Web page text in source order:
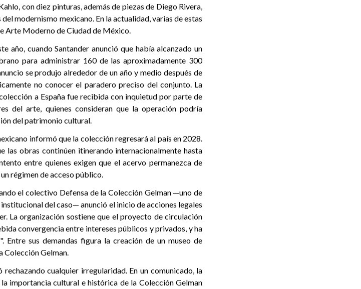
con diez pinturas, además de piezas de Diego Rivera,
modernismo mexicano. En la actualidad, varias de estas
Arte Moderno de Ciudad de México.
año, cuando Santander anunció que había alcanzado un
para administrar 160 de las aproximadamente 300
se produjo alrededor de un año y medio después de
no conocer el paradero preciso del conjunto. La
a España fue recibida con inquietud por parte de
del arte, quienes consideran que la operación podría
del patrimonio cultural.
informó que la colección regresará al país en 2028.
las obras continúen itinerando internacionalmente hasta
entre quienes exigen que el acervo permanezca de
régimen de acceso público.
el colectivo Defensa de la Colección Gelman —uno de
del caso— anunció el inicio de acciones legales
La organización sostiene que el proyecto de circulación
convergencia entre intereses públicos y privados, y ha
sus demandas figura la creación de un museo de
Colección Gelman.
rechazando cualquier irregularidad. En un comunicado, la
importancia cultural e histórica de la Colección Gelman